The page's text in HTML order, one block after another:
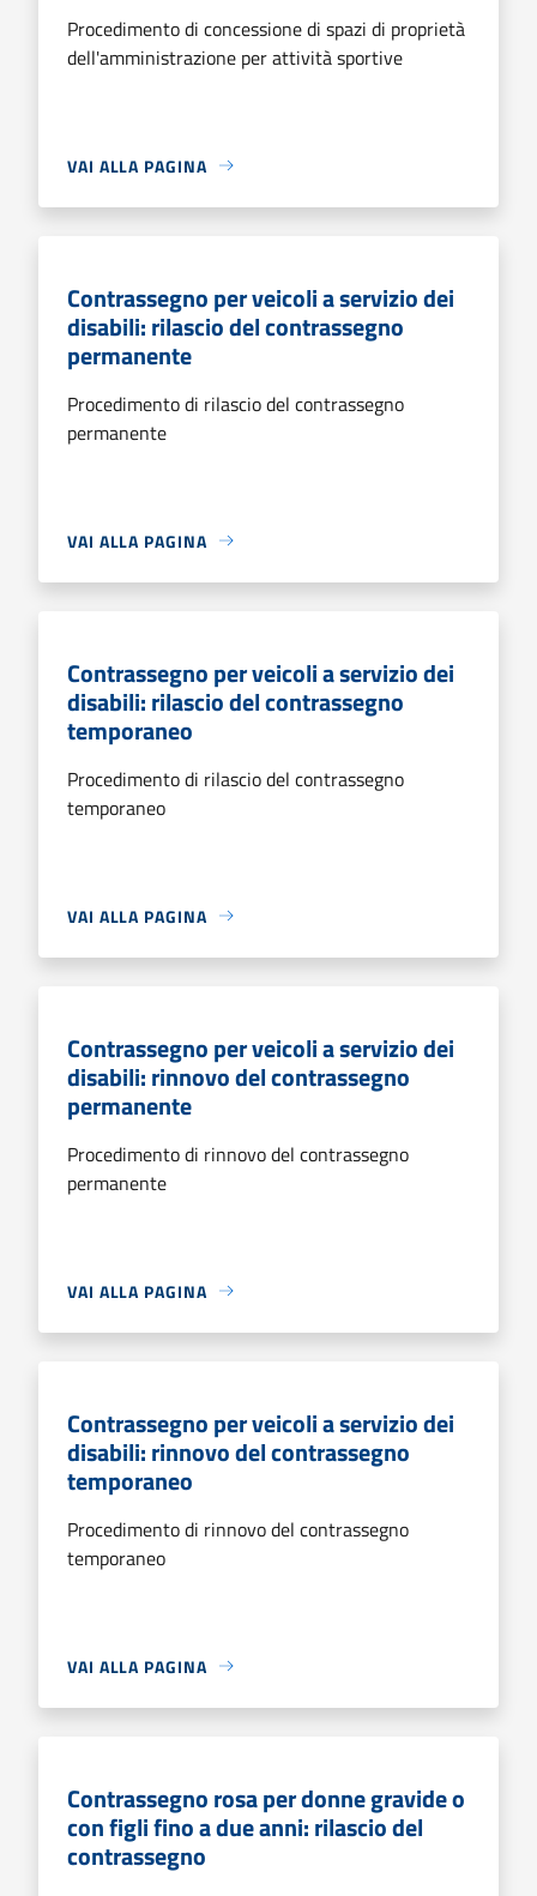
Procedimento di concessione di spazi di proprietà
dell'amministrazione per attività sportive
VAI ALLA PAGINA
Contrassegno per veicoli a servizio dei
disabili: rilascio del contrassegno
permanente
Procedimento di rilascio del contrassegno
permanente
VAI ALLA PAGINA
Contrassegno per veicoli a servizio dei
disabili: rilascio del contrassegno
temporaneo
Procedimento di rilascio del contrassegno
temporaneo
VAI ALLA PAGINA
Contrassegno per veicoli a servizio dei
disabili: rinnovo del contrassegno
permanente
Procedimento di rinnovo del contrassegno
permanente
VAI ALLA PAGINA
Contrassegno per veicoli a servizio dei
disabili: rinnovo del contrassegno
temporaneo
Procedimento di rinnovo del contrassegno
temporaneo
VAI ALLA PAGINA
Contrassegno rosa per donne gravide o
con figli fino a due anni: rilascio del
contrassegno